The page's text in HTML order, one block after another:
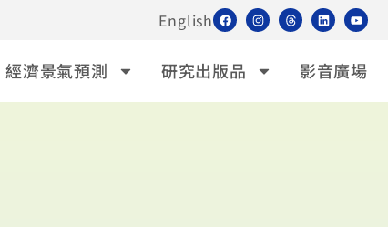
English
經濟景氣預測 研究出版品 影音廣場